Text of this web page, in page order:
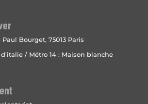
Paul Bourget, 75013 Paris
d'italie / Métro 14 : Maison blanche